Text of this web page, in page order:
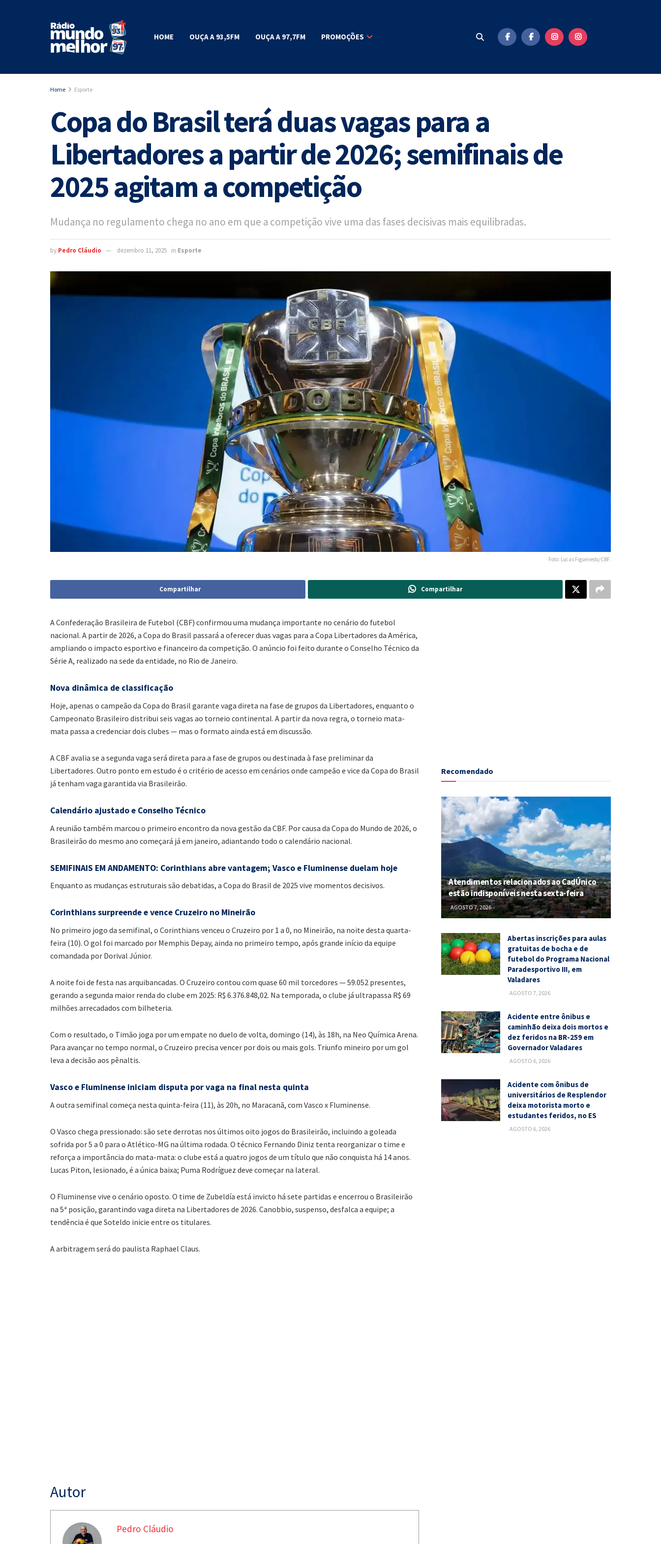
HOME OUÇA A 93,5FM OUÇA A 97,7FM PROMOÇÕES
Home Esporte
Copa do Brasil terá duas vagas para a
Libertadores a partir de 2026; semifinais de
2025 agitam a competição
Mudança no regulamento chega no ano em que a competição vive uma das fases decisivas mais equilibradas.
by Pedro Cláudio dezembro 11, 2025 in Esporte
Foto: Lucas Figueiredo/CBF.
Compartilhar Compartilhar
A Confederação Brasileira de Futebol (CBF) confirmou uma mudança importante no cenário do futebol
nacional. A partir de 2026, a Copa do Brasil passará a oferecer duas vagas para a Copa Libertadores da América,
ampliando o impacto esportivo e financeiro da competição. O anúncio foi feito durante o Conselho Técnico da
Série A, realizado na sede da entidade, no Rio de Janeiro.
Nova dinâmica de classificação
Hoje, apenas o campeão da Copa do Brasil garante vaga direta na fase de grupos da Libertadores, enquanto o
Campeonato Brasileiro distribui seis vagas ao torneio continental. A partir da nova regra, o torneio mata-
mata passa a credenciar dois clubes — mas o formato ainda está em discussão.
A CBF avalia se a segunda vaga será direta para a fase de grupos ou destinada à fase preliminar da
Libertadores. Outro ponto em estudo é o critério de acesso em cenários onde campeão e vice da Copa do Brasil
já tenham vaga garantida via Brasileirão.
Calendário ajustado e Conselho Técnico
A reunião também marcou o primeiro encontro da nova gestão da CBF. Por causa da Copa do Mundo de 2026, o
Brasileirão do mesmo ano começará já em janeiro, adiantando todo o calendário nacional.
SEMIFINAIS EM ANDAMENTO: Corinthians abre vantagem; Vasco e Fluminense duelam hoje
Enquanto as mudanças estruturais são debatidas, a Copa do Brasil de 2025 vive momentos decisivos.
Corinthians surpreende e vence Cruzeiro no Mineirão
No primeiro jogo da semifinal, o Corinthians venceu o Cruzeiro por 1 a 0, no Mineirão, na noite desta quarta-
feira (10). O gol foi marcado por Memphis Depay, ainda no primeiro tempo, após grande início da equipe
comandada por Dorival Júnior.
A noite foi de festa nas arquibancadas. O Cruzeiro contou com quase 60 mil torcedores — 59.052 presentes,
gerando a segunda maior renda do clube em 2025: R$ 6.376.848,02. Na temporada, o clube já ultrapassa R$ 69
milhões arrecadados com bilheteria.
Com o resultado, o Timão joga por um empate no duelo de volta, domingo (14), às 18h, na Neo Química Arena.
Para avançar no tempo normal, o Cruzeiro precisa vencer por dois ou mais gols. Triunfo mineiro por um gol
leva a decisão aos pênaltis.
Vasco e Fluminense iniciam disputa por vaga na final nesta quinta
A outra semifinal começa nesta quinta-feira (11), às 20h, no Maracanã, com Vasco x Fluminense.
O Vasco chega pressionado: são sete derrotas nos últimos oito jogos do Brasileirão, incluindo a goleada
sofrida por 5 a 0 para o Atlético-MG na última rodada. O técnico Fernando Diniz tenta reorganizar o time e
reforça a importância do mata-mata: o clube está a quatro jogos de um título que não conquista há 14 anos.
Lucas Piton, lesionado, é a única baixa; Puma Rodríguez deve começar na lateral.
O Fluminense vive o cenário oposto. O time de Zubeldía está invicto há sete partidas e encerrou o Brasileirão
na 5ª posição, garantindo vaga direta na Libertadores de 2026. Canobbio, suspenso, desfalca a equipe; a
tendência é que Soteldo inicie entre os titulares.
A arbitragem será do paulista Raphael Claus.
Autor
Pedro Cláudio
Recomendado
Atendimentos relacionados ao CadÚnico
estão indisponíveis nesta sexta-feira
AGOSTO 7, 2026
Abertas inscrições para aulas
gratuitas de bocha e de
futebol do Programa Nacional
Paradesportivo III, em
Valadares
AGOSTO 7, 2026
Acidente entre ônibus e
caminhão deixa dois mortos e
dez feridos na BR-259 em
Governador Valadares
AGOSTO 6, 2026
Acidente com ônibus de
universitários de Resplendor
deixa motorista morto e
estudantes feridos, no ES
AGOSTO 6, 2026